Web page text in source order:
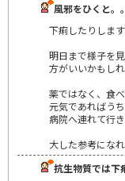
風邪をひくと。
下痢したりしま
明日まで様子を
方がいいかもしれ
薬ではなく、食
元気であればう
病院へ連れて行き
大した参考にな
抗生物質では下